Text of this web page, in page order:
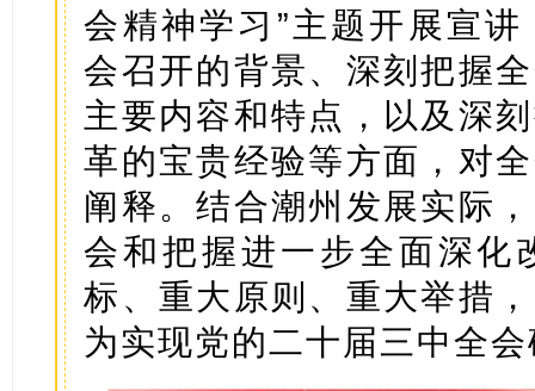
会精神学习”主题开展宣
会召开的背景、深刻把握
主要内容和特点，以及深
革的宝贵经验等方面，对
阐释。结合潮州发展实际
会和把握进一步全面深化
标、重大原则、重大举措
为实现党的二十届三中全